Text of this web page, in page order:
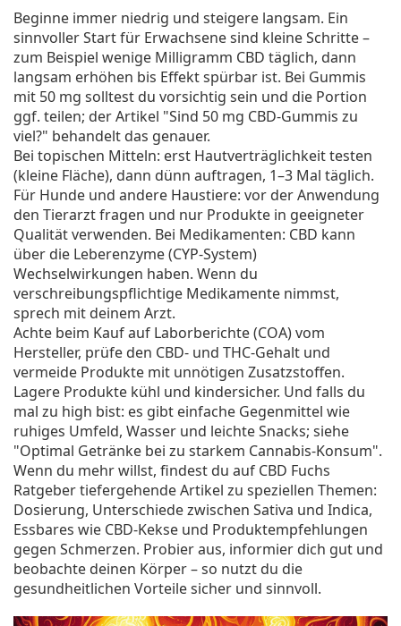
Beginne immer niedrig und steigere langsam. Ein
sinnvoller Start für Erwachsene sind kleine Schritte –
zum Beispiel wenige Milligramm CBD täglich, dann
langsam erhöhen bis Effekt spürbar ist. Bei Gummis
mit 50 mg solltest du vorsichtig sein und die Portion
ggf. teilen; der Artikel "Sind 50 mg CBD-Gummis zu
viel?" behandelt das genauer.
Bei topischen Mitteln: erst Hautverträglichkeit testen
(kleine Fläche), dann dünn auftragen, 1–3 Mal täglich.
Für Hunde und andere Haustiere: vor der Anwendung
den Tierarzt fragen und nur Produkte in geeigneter
Qualität verwenden. Bei Medikamenten: CBD kann
über die Leberenzyme (CYP-System)
Wechselwirkungen haben. Wenn du
verschreibungspflichtige Medikamente nimmst,
sprech mit deinem Arzt.
Achte beim Kauf auf Laborberichte (COA) vom
Hersteller, prüfe den CBD- und THC-Gehalt und
vermeide Produkte mit unnötigen Zusatzstoffen.
Lagere Produkte kühl und kindersicher. Und falls du
mal zu high bist: es gibt einfache Gegenmittel wie
ruhiges Umfeld, Wasser und leichte Snacks; siehe
"Optimal Getränke bei zu starkem Cannabis-Konsum".
Wenn du mehr willst, findest du auf CBD Fuchs
Ratgeber tiefergehende Artikel zu speziellen Themen:
Dosierung, Unterschiede zwischen Sativa und Indica,
Essbares wie CBD-Kekse und Produktempfehlungen
gegen Schmerzen. Probier aus, informier dich gut und
beobachte deinen Körper – so nutzt du die
gesundheitlichen Vorteile sicher und sinnvoll.